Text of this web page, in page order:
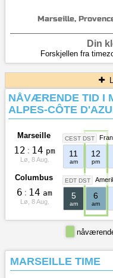
Marseille,
Din
Forskjellen fra
NÅVÆRENDE TID I
ALPES-CÔTE
Marseille CEST DST
12 : 14 pm
Lø, 8 Aug.
11
am
12
pm
Columbus EDT DST
6 : 14 am
Lø, 8 Aug.
5
am
6
am
MARSEILLE TIME